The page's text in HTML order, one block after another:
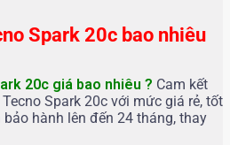
Spark 20c bao nhiêu
20c giá bao nhiêu ? Cam kết
Spark 20c với mức giá rẻ, tốt
hành lên đến 24 tháng, thay